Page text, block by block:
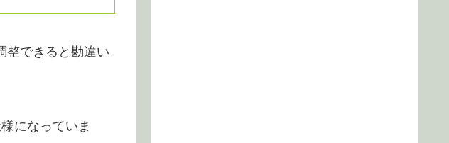
整できると勘違い
になっていま